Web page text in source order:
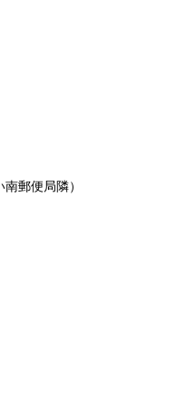
郵便局隣）